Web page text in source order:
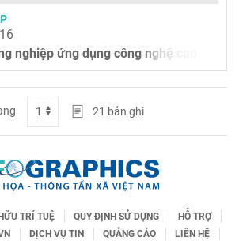
nghiệp ứng dụng công nghệ cao
21 bản ghi
TRÍ TUỆ QUY ĐỊNH SỬ DỤNG
HỖ TRỢ
DỊCH VỤ TIN QUẢNG CÁO LIÊN HỆ